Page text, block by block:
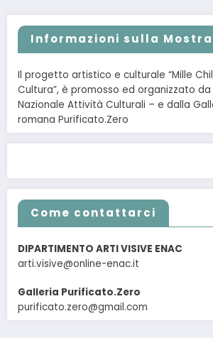
Informazioni sulla Mostra
Il progetto artistico e culturale “Mille
Cultura”, è promosso ed organizzato da
Nazionale Attività Culturali – e dalla
romana Purificato.Zero
Come contattarci
DIPARTIMENTO ARTI VISIVE ENAC
arti.visive@online-enac.it
Galleria Purificato.Zero
purificato.zero@gmail.com